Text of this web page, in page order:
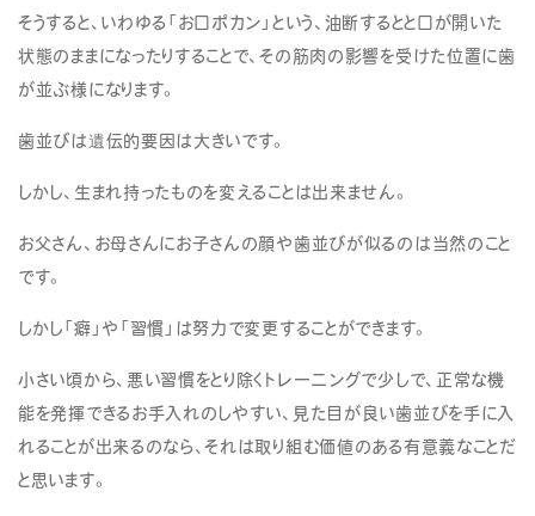
そうすると、いわゆる「お口ポカン」という、油断するとと口が開いた
状態のままになったりすることで、その筋肉の影響を受けた位置に歯
が並ぶ様になります。
歯並びは遺伝的要因は大きいです。
しかし、生まれ持ったものを変えることは出来ません。
お父さん、お母さんにお子さんの顔や歯並びが似るのは当然のこと
です。
しかし「癖」や「習慣」は努力で変更することができます。
小さい頃から、悪い習慣をとり除くトレーニングで少しで、正常な機
能を発揮できるお手入れのしやすい、見た目が良い歯並びを手に入
れることが出来るのなら、それは取り組む価値のある有意義なことだ
と思います。